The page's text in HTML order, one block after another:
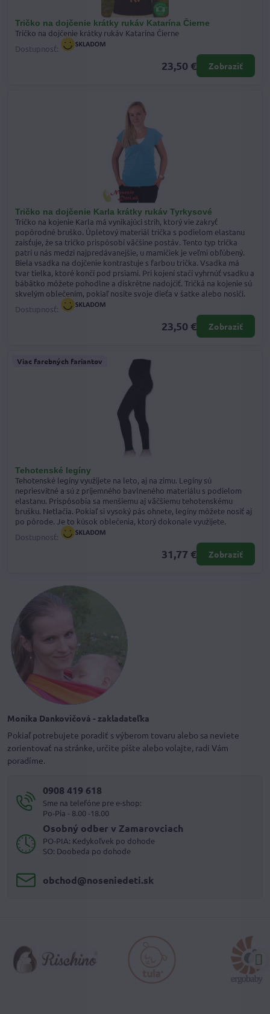
Tričko na dojčenie krátky rukáv Katarína Čierne
Tričko na dojčenie krátky rukáv Katarína Čierne
Dostupnosť:
23,50 € Zobraziť
Tričko na dojčenie Karla krátky rukáv Tyrkysové
Tričko na kojenie Karla má vynikajúci strih, ktorý vie zakryť
popôrodné bruško. Úpletový materiál trička s podielom elastanu
zaisťuje, že sa tričko prispôsobí väčšine postáv. Tento typ trička
patrí u nás medzi najpredávanejšie, u mamičiek je veľmi obľúbený.
Biela vsadka na dojčenie kontrastuje s farbou trička. Vsadka má
tvar tielka, ktoré končí pod prsiami. Pri kojení stačí vyhrnúť vsadku a
bábätko môžete pohodlne a diskrétne nadojčiť. Tričká na kojenie sú
skvelým oblečením, pokiaľ nosíte svoje dieťa v šatke alebo nosiči.
Dostupnosť:
23,50 € Zobraziť
Tehotenské legíny
Viac farebných fariantov
Tehotenské legíny využijete na leto, aj na zimu. Legíny sú
nepriesvitné a sú z príjemného bavlneného materiálu s podielom
elastanu. Prispôsobia sa menšiemu aj väčšiemu tehotenskému
brušku. Netlačia. Pokiaľ si vysoký pás ohnete, legíny môžete nosiť aj
po pôrode. Je to kúsok oblečenia, ktorý dokonale využijete.
Dostupnosť:
31,77 € Zobraziť
Monika Dankovičová - zakladateľka
Pokiaľ potrebujete poradiť s výberom tovaru alebo sa neviete
zorientovať na stránke, určite píšte alebo volajte, radi Vám
poradíme.
0908 419 618
Sme na telefóne pre e-shop:
Po-Pia - 8.00 -18.00
Osobný odber v Zamarovciach
PO-PIA: Kedykoľvek po dohode
SO: Doobeda po dohode
obchod​@noseniedeti​.sk